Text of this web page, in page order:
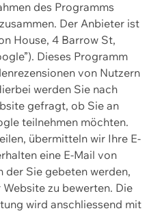
des Programms
Der Anbieter ist
House, 4 Barrow St,
Dieses Programm
von Nutzern
werden Sie nach
gefragt, ob Sie an
teilnehmen möchten.
übermitteln wir Ihre E-
eine E-Mail von
der Sie gebeten werden,
zu bewerten. Die
wird anschliessend mit